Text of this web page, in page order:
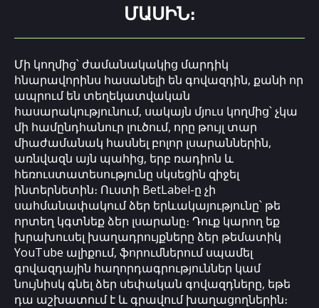
ՄԱՍԻՆ։
Մի կողմից՝ ժամանակակից մարդիկ
հնարավորինս հասանելի են գովազդին, քանի որ
ապրում են տեղեկատվական
հասարակությունում, սակայն մյուս կողմից՝ չկա
մի համընդհանուր լուծում, որը թույլ տար
միաժամանակ հասնել բոլոր լսարաններին,
առնվազն այն պահից, երբ ռադիոն և
հեռուստատեսությունը սկսեցին զիջել
ինտերնետին։ Ուստի BetLabel-ը չի
սահմանափակում ձեր երևակայությունը՝ թե
որտեղ կգտնեք ձեր լսարանը։ Դուք կարող եք
խրախուսել խաղադրույքները ձեր թեմատիկ
YouTube ալիքում, ֆորումներում սպամել
գովազդային հաղորդագրություններ կամ
նույնիսկ գնել ձեր սեփական գովազդները, եթե
դա աշխատում է և գրավում խաղացողներին։